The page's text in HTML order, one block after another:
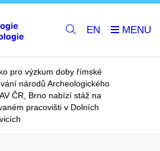
EN
pro výzkum doby římské
národů Archeologického
ČR, Brno nabízí stáž na
pracovišti v Dolních